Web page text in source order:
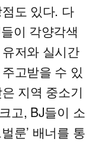
도 있다. 다
이 각양각색
저와 실시간
고받을 수 있
지역 중소기
고, BJ들이 소
룬’ 배너를 통